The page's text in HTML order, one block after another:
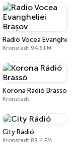
Radio Vocea
Kronstadt 94.6 FM
Korona Rádió Brassó
Kronstadt
City Rádió
Kronstadt 88.4 FM